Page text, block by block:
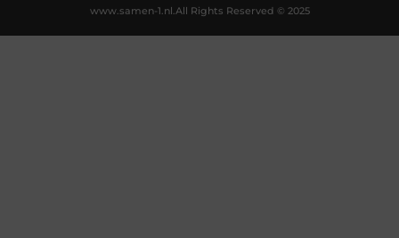
All Rights Reserved © 2025
www.samen-1.nl.